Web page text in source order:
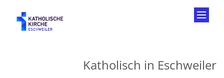
Katholisch in Eschweiler